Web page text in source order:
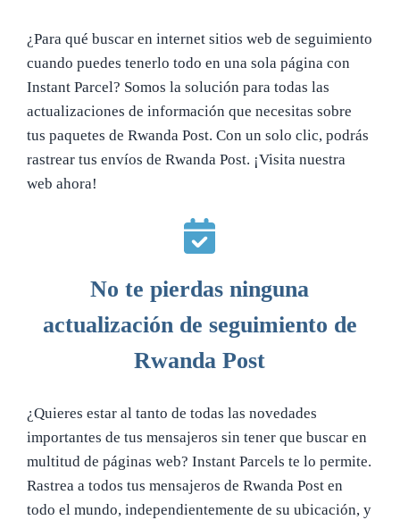
¿Para qué buscar en internet sitios web de seguimiento
cuando puedes tenerlo todo en una sola página con
Instant Parcel? Somos la solución para todas las
actualizaciones de información que necesitas sobre
tus paquetes de Rwanda Post. Con un solo clic, podrás
rastrear tus envíos de Rwanda Post. ¡Visita nuestra
web ahora!
No te pierdas ninguna
actualización de seguimiento de
Rwanda Post
¿Quieres estar al tanto de todas las novedades
importantes de tus mensajeros sin tener que buscar en
multitud de páginas web? Instant Parcels te lo permite.
Rastrea a todos tus mensajeros de Rwanda Post en
todo el mundo, independientemente de su ubicación, y